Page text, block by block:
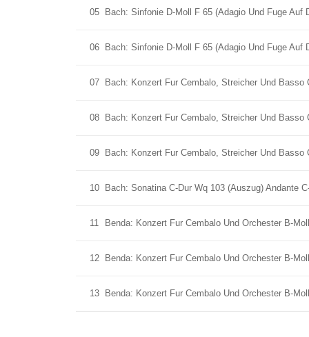
05 Bach: Sinfonie D-Moll F 65 (Adagio Und Fuge
06 Bach: Sinfonie D-Moll F 65 (Adagio Und Fuge
07 Bach: Konzert Fur Cembalo, Streicher Und Basso
08 Bach: Konzert Fur Cembalo, Streicher Und Basso
09 Bach: Konzert Fur Cembalo, Streicher Und Basso
10 Bach: Sonatina C-Dur Wq 103 (Auszug) Andante
11 Benda: Konzert Fur Cembalo Und Orchester B-
12 Benda: Konzert Fur Cembalo Und Orchester B-
13 Benda: Konzert Fur Cembalo Und Orchester B-